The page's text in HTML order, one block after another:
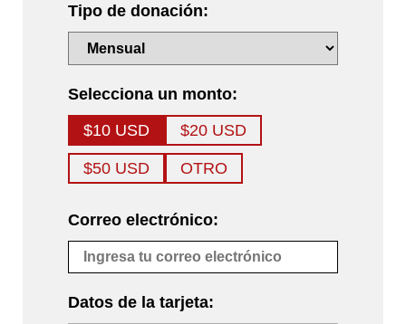
Tipo de donación:
Selecciona un monto:
$10 USD
$20 USD
$50 USD OTRO
Correo electrónico:
Datos de la tarjeta: